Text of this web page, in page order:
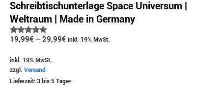
Schreibtischunterlage Space Universum |
Weltraum | Made in Germany
Bewertet
mit
19,99€ – 29,99€ inkl. 19% MwSt.
inkl. 19% MwSt.
zzgl. Versand
Lieferzeit: 3 bis 5 Tage*